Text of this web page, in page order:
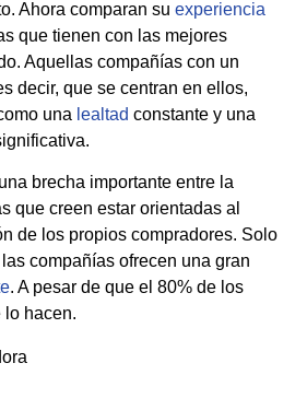
Ahora comparan su experiencia
que tienen con las mejores
Aquellas compañías con un
decir, que se centran en ellos,
una lealtad constante y una
brecha importante entre la
que creen estar orientadas al
de los propios compradores. Solo
compañías ofrecen una gran
. A pesar de que el 80% de los
lo hacen.